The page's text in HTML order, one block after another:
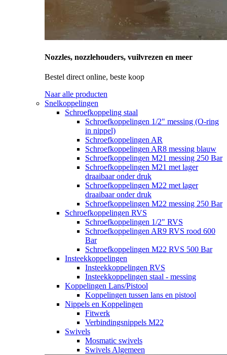
Nozzles, nozzlehouders, vuilvrezen en meer
Bestel direct online, beste koop
Naar alle producten
Snelkoppelingen
Schroefkoppeling staal
Schroefkoppelingen 1/2" messing (O-ring
in nippel)
Schroefkoppelingen AR
Schroefkoppelingen AR8 messing blauw
Schroefkoppelingen M21 messing 250 Bar
Schroefkoppelingen M21 met lager
draaibaar onder druk
Schroefkoppelingen M22 met lager
draaibaar onder druk
Schroefkoppelingen M22 messing 250 Bar
Schroefkoppelingen RVS
Schroefkoppelingen 1/2" RVS
Schroefkoppelingen AR9 RVS rood 600
Bar
Schroefkoppelingen M22 RVS 500 Bar
Insteekkoppelingen
Insteekkoppelingen RVS
Insteekkoppelingen staal - messing
Koppelingen Lans/Pistool
Koppelingen tussen lans en pistool
Nippels en Koppelingen
Fitwerk
Verbindingsnippels M22
Swivels
Mosmatic swivels
Swivels Algemeen